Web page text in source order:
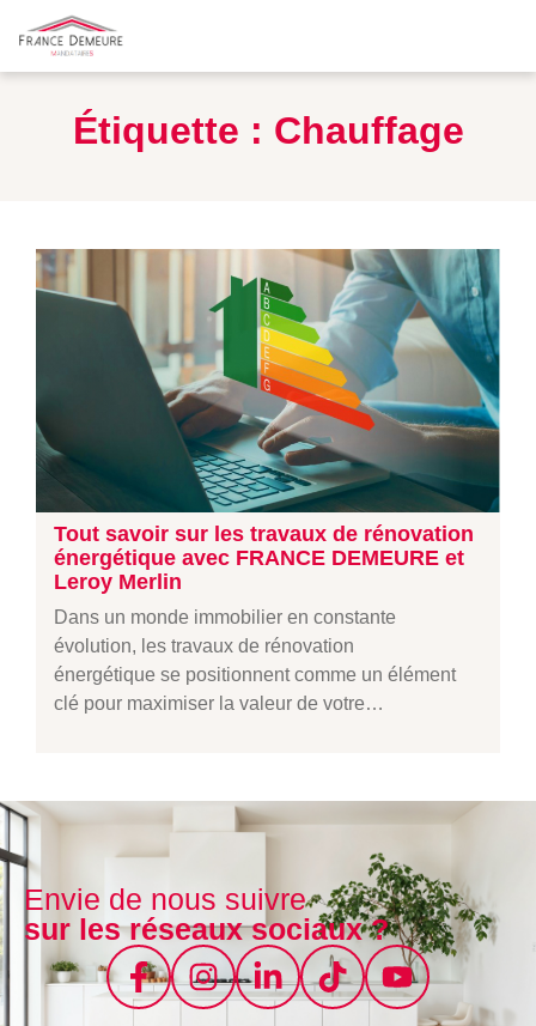
Étiquette : Chauffage
Tout savoir sur les travaux de rénovation
énergétique avec FRANCE DEMEURE et
Leroy Merlin
Dans un monde immobilier en constante
évolution, les travaux de rénovation
énergétique se positionnent comme un élément
clé pour maximiser la valeur de votre…
Envie de nous suivre
sur les réseaux sociaux ?